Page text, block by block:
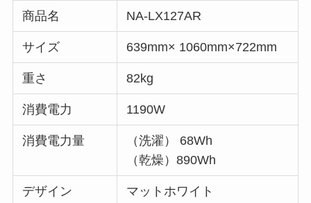
商品名 NA-LX127AR
サイズ 639mm× 1060mm×722mm
重さ 82kg
消費電力 1190W
消費電力量
（洗濯） 68Wh
（乾燥）890Wh
デザイン
マットホワイト